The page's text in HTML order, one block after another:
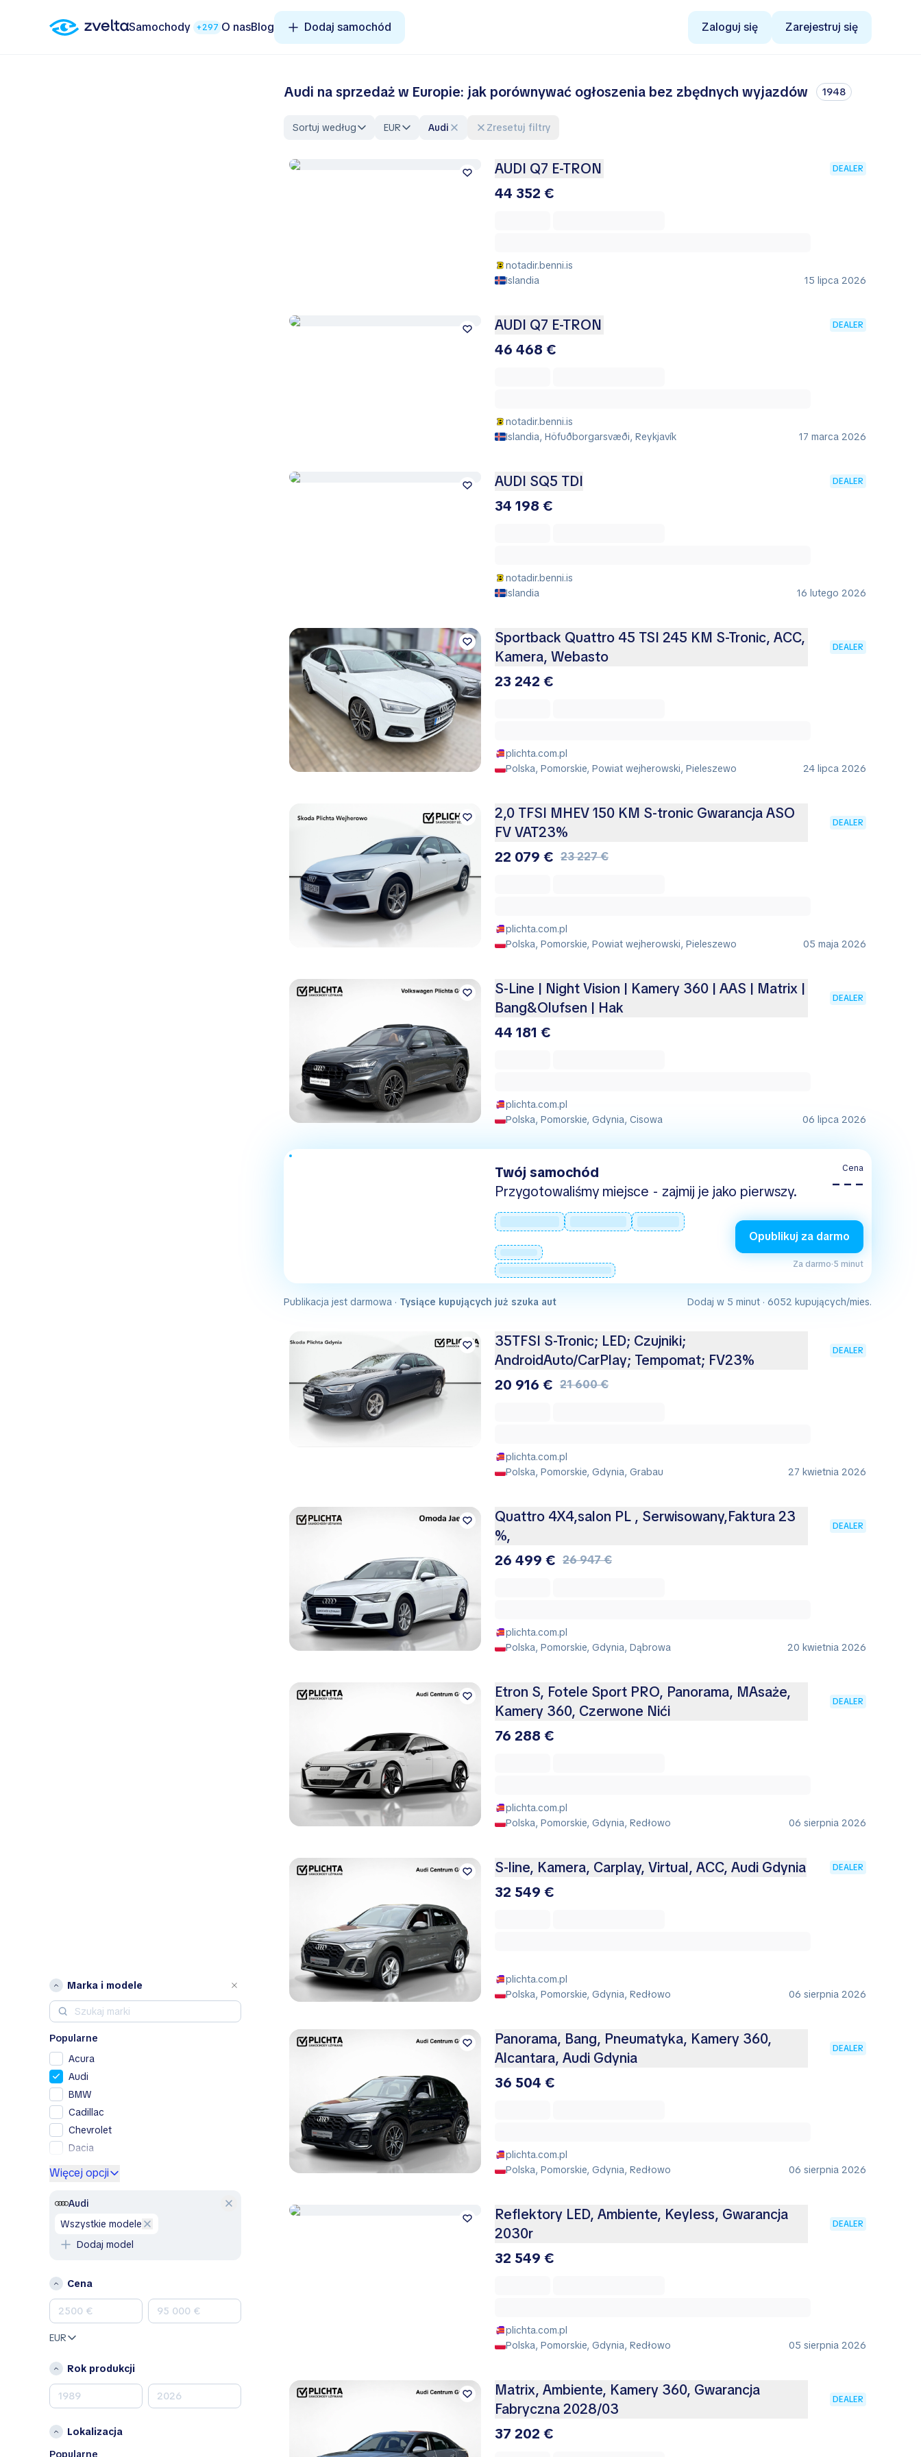
Samochody +297 O nasBlog Dodaj samochód Zaloguj się Zarejestruj się
Marka i modele
Popularne
Acura
Audi
BMW
Cadillac
Chevrolet
Dacia
GMC
Honda
Land Rover
Lexus
Mazda
Mercedes-Benz
Opel
Porsche
RAM
Więcej opcji
Audi
wszystkie modele
Dodaj model
Cena
EUR
Rok produkcji
Lokalizacja
Popularne
Audi na sprzedaż w Europie: jak porównywać ogłoszenia bez zbędnych wyjazdów 1948
Sortuj według EUR Audi Zresetuj filtry
AUDI Q7 E-TRON DEALER
44 352 €
notadir.benni.is
Islandia
15 lipca 2026
AUDI Q7 E-TRON DEALER
46 468 €
notadir.benni.is
Islandia, Höfuðborgarsvæði, Reykjavík
17 marca 2026
AUDI SQ5 TDI DEALER
34 198 €
notadir.benni.is
Islandia
16 lutego 2026
Sportback Quattro 45 TSI 245 KM S-Tronic, ACC,
Kamera, Webasto
DEALER
23 242 €
plichta.com.pl
Polska, Pomorskie, Powiat wejherowski, Pieleszewo
24 lipca 2026
2,0 TFSI MHEV 150 KM S-tronic Gwarancja ASO
FV VAT23%
DEALER
22 079 € 23 227 €
plichta.com.pl
Polska, Pomorskie, Powiat wejherowski, Pieleszewo
05 maja 2026
S-Line | Night Vision | Kamery 360 | AAS | Matrix |
Bang&Olufsen | Hak
DEALER
44 181 €
plichta.com.pl
Polska, Pomorskie, Gdynia, Cisowa
06 lipca 2026
Twój samochód
Przygotowaliśmy miejsce - zajmij je jako pierwszy.
Cena
– – –
Opublikuj za darmo
Za darmo·5 minut
Publikacja jest darmowa · Tysiące kupujących już szuka aut Dodaj w 5 minut · 6052 kupujących/mies.
35TFSI S-Tronic; LED; Czujniki;
AndroidAuto/CarPlay; Tempomat; FV23%
DEALER
20 916 € 21 600 €
plichta.com.pl
Polska, Pomorskie, Gdynia, Grabau
27 kwietnia 2026
Quattro 4X4,salon PL , Serwisowany,Faktura 23
%,
DEALER
26 499 € 26 947 €
plichta.com.pl
Polska, Pomorskie, Gdynia, Dąbrowa
20 kwietnia 2026
Etron S, Fotele Sport PRO, Panorama, MAsaże,
Kamery 360, Czerwone Nići
DEALER
76 288 €
plichta.com.pl
Polska, Pomorskie, Gdynia, Redłowo
06 sierpnia 2026
S-line, Kamera, Carplay, Virtual, ACC, Audi Gdynia DEALER
32 549 €
plichta.com.pl
Polska, Pomorskie, Gdynia, Redłowo
06 sierpnia 2026
Panorama, Bang, Pneumatyka, Kamery 360,
Alcantara, Audi Gdynia
DEALER
36 504 €
plichta.com.pl
Polska, Pomorskie, Gdynia, Redłowo
06 sierpnia 2026
Reflektory LED, Ambiente, Keyless, Gwarancja
2030r
DEALER
32 549 €
plichta.com.pl
Polska, Pomorskie, Gdynia, Redłowo
05 sierpnia 2026
Matrix, Ambiente, Kamery 360, Gwarancja
Fabryczna 2028/03
DEALER
37 202 €